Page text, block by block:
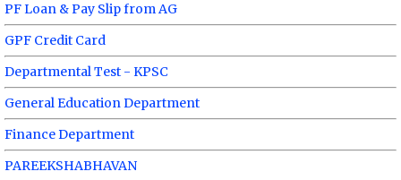
PF Loan & Pay Slip from AG
GPF Credit Card
Departmental Test - KPSC
General Education Department
Finance Department
PAREEKSHABHAVAN